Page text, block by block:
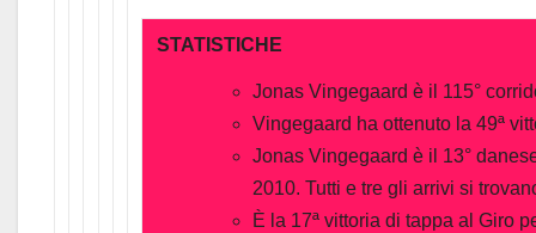
STATISTICHE
Jonas Vingegaard è il 115°
Vingegaard ha ottenuto la 49ª
Jonas Vingegaard è il 13°
2010. Tutti e tre gli arrivi si
È la 17ª vittoria di tappa al Giro